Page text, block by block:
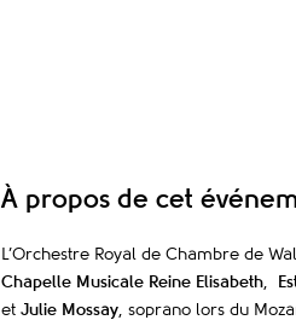
À propos de cet
L’Orchestre Royal de Chambre de
Chapelle Musicale Reine Elisabeth
et Julie Mossay , soprano lors du